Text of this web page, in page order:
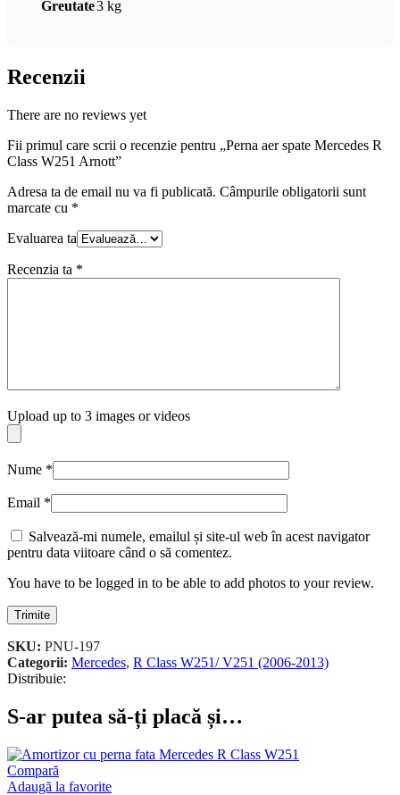
Greutate3 kg
Recenzii
There are no reviews yet
Fii primul care scrii o recenzie pentru „Perna aer spate Mercedes R
Class W251 Arnott”
Adresa ta de email nu va fi publicată. Câmpurile obligatorii sunt
marcate cu *
Evaluarea ta
Recenzia ta *
Upload up to 3 images or videos
Nume *
Email *
Salvează-mi numele, emailul și site-ul web în acest navigator
pentru data viitoare când o să comentez.
You have to be logged in to be able to add photos to your review.
SKU: PNU-197
Categorii: Mercedes, R Class W251/ V251 (2006-2013)
Distribuie:
S-ar putea să-ți placă și…
Compară
Adaugă la favorite